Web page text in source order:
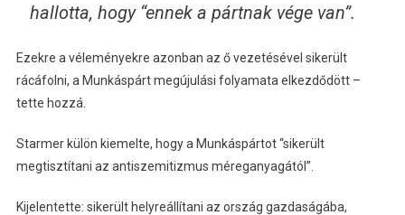
hallotta, hogy “ennek a pártnak vége van”.
Ezekre a véleményekre azonban az ő vezetésével sikerült
rácáfolni, a Munkáspárt megújulási folyamata elkezdődött –
tette hozzá.
Starmer külön kiemelte, hogy a Munkáspártot “sikerült
megtisztítani az antiszemitizmus méreganyagától”.
Kijelentette: sikerült helyreállítani az ország gazdaságába,